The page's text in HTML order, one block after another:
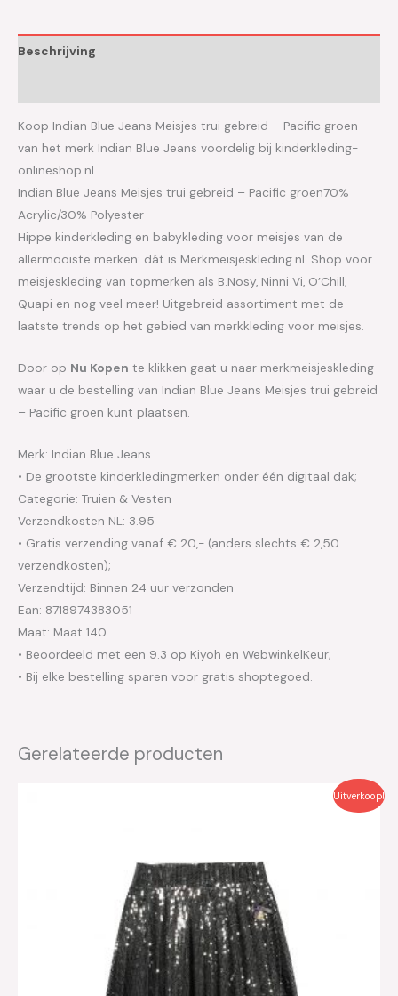
Beschrijving
Koop Indian Blue Jeans Meisjes trui gebreid – Pacific groen
van het merk Indian Blue Jeans voordelig bij kinderkleding-
onlineshop.nl
Indian Blue Jeans Meisjes trui gebreid – Pacific groen70%
Acrylic/30% Polyester
Hippe kinderkleding en babykleding voor meisjes van de
allermooiste merken: dát is Merkmeisjeskleding.nl. Shop voor
meisjeskleding van topmerken als B.Nosy, Ninni Vi, O’Chill,
Quapi en nog veel meer! Uitgebreid assortiment met de
laatste trends op het gebied van merkkleding voor meisjes.
Door op Nu Kopen te klikken gaat u naar merkmeisjeskleding
waar u de bestelling van Indian Blue Jeans Meisjes trui gebreid
– Pacific groen kunt plaatsen.
Merk: Indian Blue Jeans
• De grootste kinderkledingmerken onder één digitaal dak;
Categorie: Truien & Vesten
Verzendkosten NL: 3.95
• Gratis verzending vanaf € 20,- (anders slechts € 2,50
verzendkosten);
Verzendtijd: Binnen 24 uur verzonden
Ean: 8718974383051
Maat: Maat 140
• Beoordeeld met een 9.3 op Kiyoh en WebwinkelKeur;
• Bij elke bestelling sparen voor gratis shoptegoed.
Gerelateerde producten
Uitverkoop!